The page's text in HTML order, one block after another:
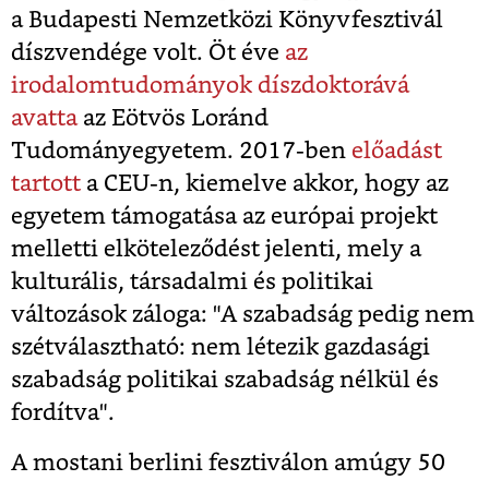
a Budapesti Nemzetközi Könyvfesztivál
díszvendége volt. Öt éve az
irodalomtudományok díszdoktorává
avattaaz Eötvös Loránd
Tudományegyetem. 2017-ben előadást
tartott a CEU-n, kiemelve akkor, hogy az
egyetem támogatása az európai projekt
melletti elköteleződést jelenti, mely a
kulturális, társadalmi és politikai
változások záloga: "A szabadság pedig nem
szétválasztható: nem létezik gazdasági
szabadság politikai szabadság nélkül és
fordítva".
A mostani berlini fesztiválon amúgy 50